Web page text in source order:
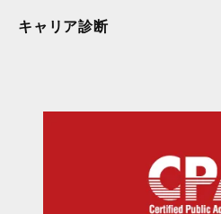
キャリア診断